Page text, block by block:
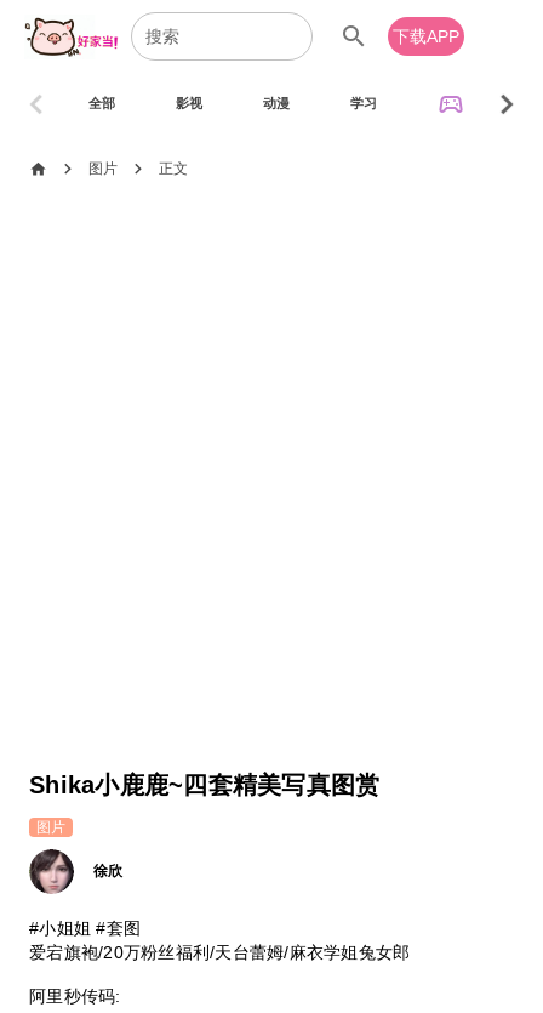
search 下载APP
全部 影视 动漫 学习 sports_esports
chevron_left chevron_right
home chevron_right 图片 chevron_right 正文
Shika小鹿鹿~四套精美写真图赏
图片
徐欣
#小姐姐 #套图
爱宕旗袍/20万粉丝福利/天台蕾姆/麻衣学姐兔女郎
阿里秒传码: